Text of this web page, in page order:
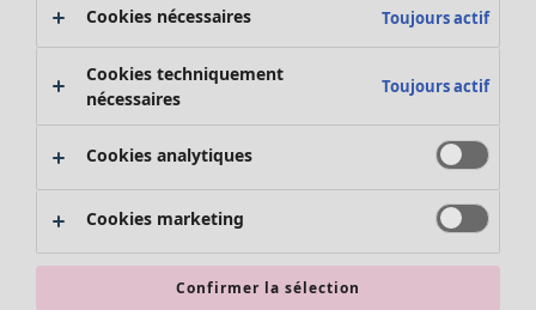
Promos SOLDES
Les promos de Gudrun Sjödén
Nouvel arrivage
Bonnes affaires en soldes - jusqu'à -70
Cookies nécessaires Toujours actif
Cookies techniquement
nécessaires
Toujours actif
Cookies analytiques
Cookies marketing
Confirmer la sélection